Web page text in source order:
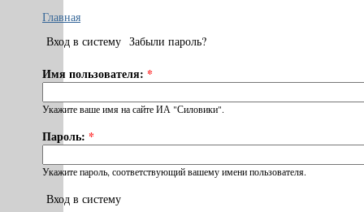
Главная
Вход в систему Забыли пароль?
Имя пользователя: *
Укажите ваше имя на сайте ИА "Силовики".
Пароль: *
Укажите пароль, соответствующий вашему имени пользователя.
Вход в систему